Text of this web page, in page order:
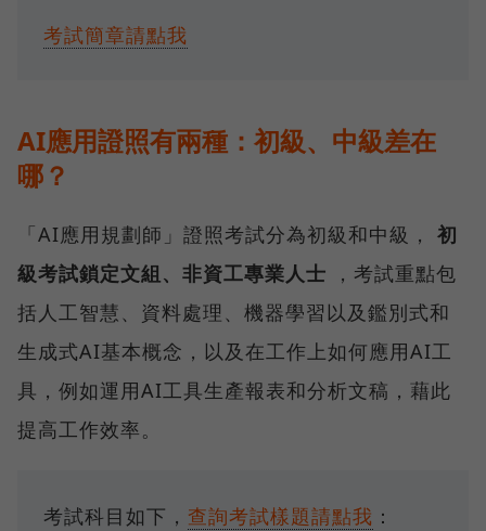
考試簡章請點我
AI應用證照有兩種：初級、中級差在
哪？
「AI應用規劃師」證照考試分為初級和中級， 初
級考試鎖定文組、非資工專業人士 ，考試重點包
括人工智慧、資料處理、機器學習以及鑑別式和
生成式AI基本概念，以及在工作上如何應用AI工
具，例如運用AI工具生產報表和分析文稿，藉此
提高工作效率。
考試科目如下， 查詢考試樣題請點我 ：